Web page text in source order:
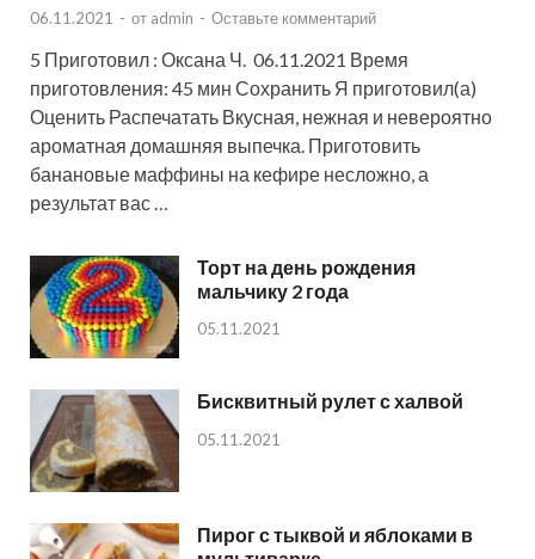
06.11.2021 - от admin - Оставьте комментарий
5 Приготовил : Оксана Ч. 06.11.2021 Время
приготовления: 45 мин Сохранить Я приготовил(а)
Оценить Распечатать Вкусная, нежная и невероятно
ароматная домашняя выпечка. Приготовить
банановые маффины на кефире несложно, а
результат вас …
Торт на день рождения
мальчику 2 года
05.11.2021
Бисквитный рулет с халвой
05.11.2021
Пирог с тыквой и яблоками в